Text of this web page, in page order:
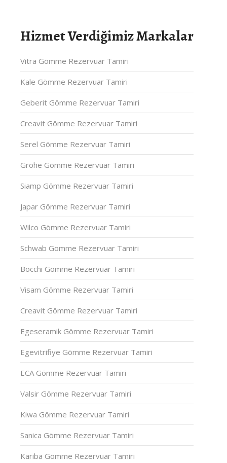
Hizmet Verdiğimiz Markalar
Vitra Gömme Rezervuar Tamiri
Kale Gömme Rezervuar Tamiri
Geberit Gömme Rezervuar Tamiri
Creavit Gömme Rezervuar Tamiri
Serel Gömme Rezervuar Tamiri
Grohe Gömme Rezervuar Tamiri
Siamp Gömme Rezervuar Tamiri
Japar Gömme Rezervuar Tamiri
Wilco Gömme Rezervuar Tamiri
Schwab Gömme Rezervuar Tamiri
Bocchi Gömme Rezervuar Tamiri
Visam Gömme Rezervuar Tamiri
Creavit Gömme Rezervuar Tamiri
Egeseramik Gömme Rezervuar Tamiri
Egevitrifiye Gömme Rezervuar Tamiri
ECA Gömme Rezervuar Tamiri
Valsir Gömme Rezervuar Tamiri
Kiwa Gömme Rezervuar Tamiri
Sanica Gömme Rezervuar Tamiri
Kariba Gömme Rezervuar Tamiri